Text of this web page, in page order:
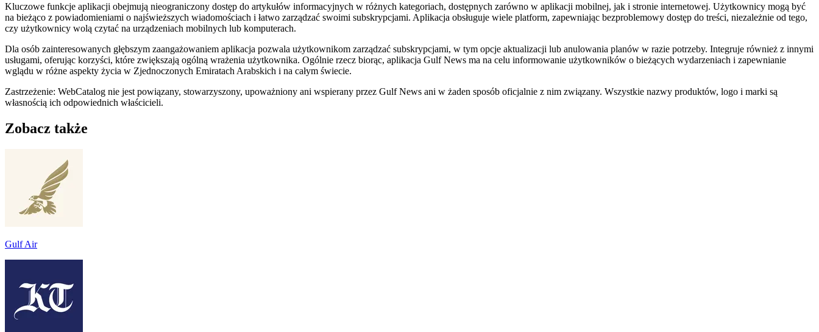
Kluczowe funkcje aplikacji obejmują nieograniczony dostęp do artykułów informacyjnych w różnych kategoriach, dostępnych zarówno w aplikacji mobilnej, jak i stronie internetowej. Użytkownicy mogą być
na bieżąco z powiadomieniami o najświeższych wiadomościach i łatwo zarządzać swoimi subskrypcjami. Aplikacja obsługuje wiele platform, zapewniając bezproblemowy dostęp do treści, niezależnie od tego,
czy użytkownicy wolą czytać na urządzeniach mobilnych lub komputerach.
Dla osób zainteresowanych głębszym zaangażowaniem aplikacja pozwala użytkownikom zarządzać subskrypcjami, w tym opcje aktualizacji lub anulowania planów w razie potrzeby. Integruje również z innymi
usługami, oferując korzyści, które zwiększają ogólną wrażenia użytkownika. Ogólnie rzecz biorąc, aplikacja Gulf News ma na celu informowanie użytkowników o bieżących wydarzeniach i zapewnianie
wglądu w różne aspekty życia w Zjednoczonych Emiratach Arabskich i na całym świecie.
Zastrzeżenie: WebCatalog nie jest powiązany, stowarzyszony, upoważniony ani wspierany przez Gulf News ani w żaden sposób oficjalnie z nim związany. Wszystkie nazwy produktów, logo i marki są
własnością ich odpowiednich właścicieli.
Zobacz także
Gulf Air